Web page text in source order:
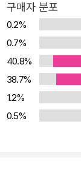
난 주연이는 이제
버린다. 헌 짝꿍 샘
짝꿍이 바뀌기 전으로 돌아가고
태어나서 처음으로
에서 또는 어린이
모의 품을 떠나 엄
아이들에게는 큰
학교생활에서 가
라 학교생활이 즐
구매자 분포
0.2%
0.7%
40.8%
38.7%
1.2%
0.5%